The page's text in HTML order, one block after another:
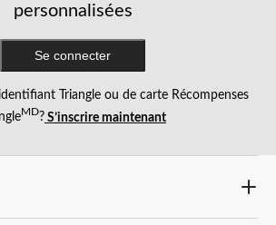
personnalisées
Se connecter
Triangle ou de carte Récompenses
MD? S’inscrire maintenant